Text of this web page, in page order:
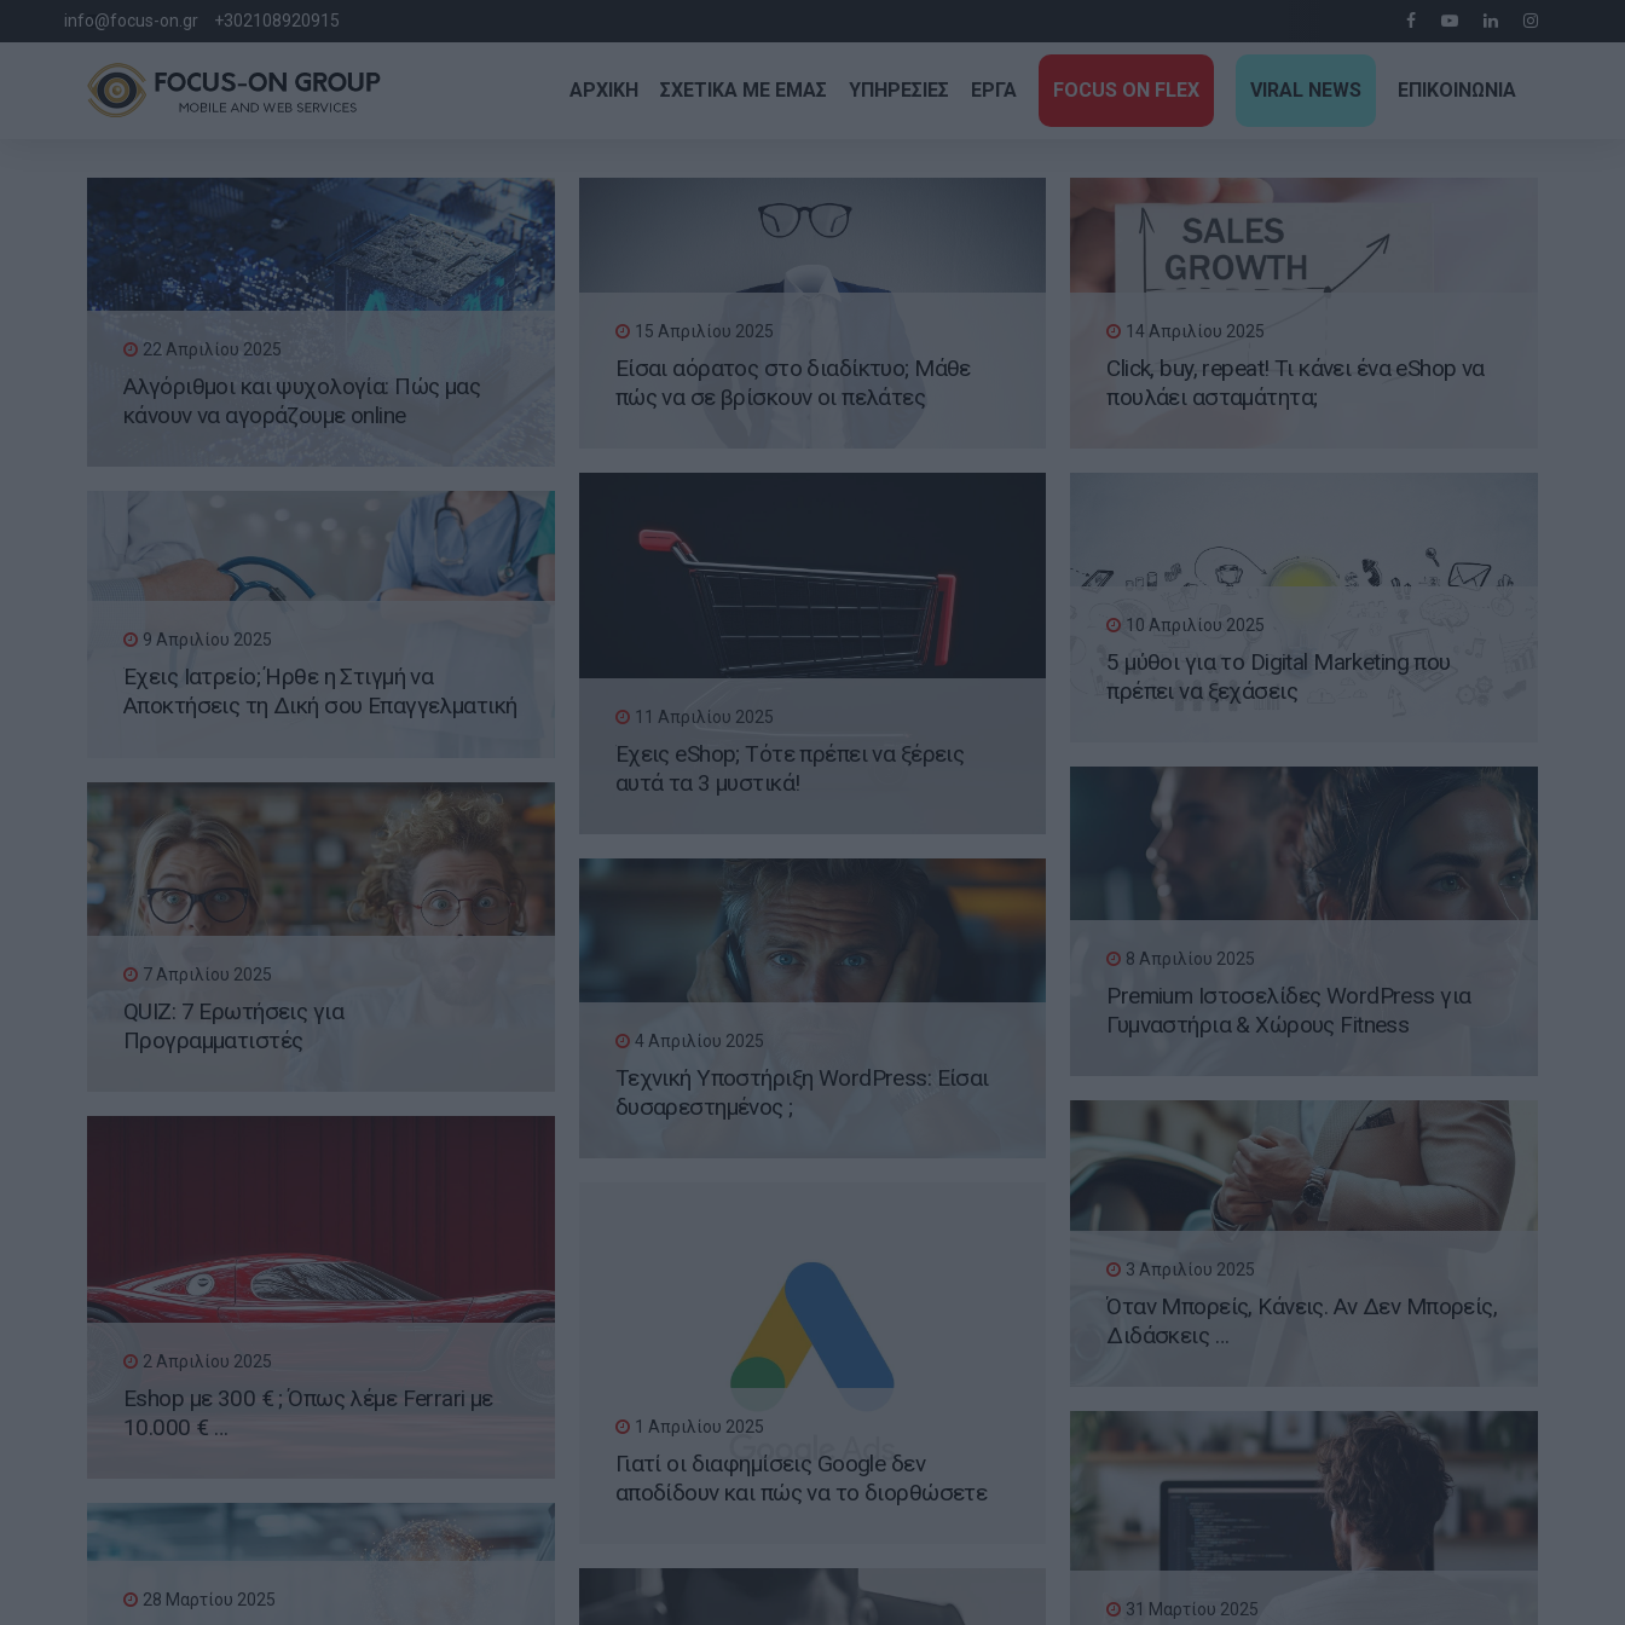
info@focus-on.gr +302108920915
ΑΡΧΙΚΗ ΣΧΕΤΙΚΑ ΜΕ ΕΜΑΣ ΥΠΗΡΕΣΙΕΣ ΕΡΓΑ FOCUS ON FLEX VIRAL NEWS ΕΠΙΚΟΙΝΩΝΙΑ
22 Απριλίου 2025
Αλγόριθμοι και ψυχολογία: Πώς μας
κάνουν να αγοράζουμε online
15 Απριλίου 2025
Είσαι αόρατος στο διαδίκτυο; Μάθε
πώς να σε βρίσκουν οι πελάτες
14 Απριλίου 2025
Click, buy, repeat! Τι κάνει ένα eShop να
πουλάει ασταμάτητα;
11 Απριλίου 2025
Έχεις eShop; Τότε πρέπει να ξέρεις
αυτά τα 3 μυστικά!
10 Απριλίου 2025
5 μύθοι για το Digital Marketing που
πρέπει να ξεχάσεις
9 Απριλίου 2025
Έχεις Ιατρείο; Ήρθε η Στιγμή να
Αποκτήσεις τη Δική σου Επαγγελματική
8 Απριλίου 2025
Premium Ιστοσελίδες WordPress για
Γυμναστήρια & Χώρους Fitness
7 Απριλίου 2025
QUIZ: 7 Ερωτήσεις για
Προγραμματιστές
4 Απριλίου 2025
Τεχνική Υποστήριξη WordPress: Είσαι
δυσαρεστημένος ;
3 Απριλίου 2025
Όταν Μπορείς, Κάνεις. Αν Δεν Μπορείς,
Διδάσκεις …
2 Απριλίου 2025
Eshop με 300 € ; Όπως λέμε Ferrari με
10.000 € …
1 Απριλίου 2025
Γιατί οι διαφημίσεις Google δεν
αποδίδουν και πώς να το διορθώσετε
31 Μαρτίου 2025
28 Μαρτίου 2025